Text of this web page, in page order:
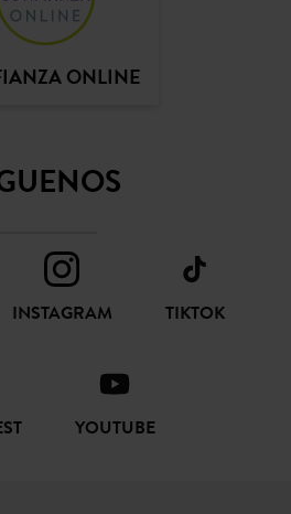
ONLINE
INSTAGRAM TIKTOK
YOUTUBE